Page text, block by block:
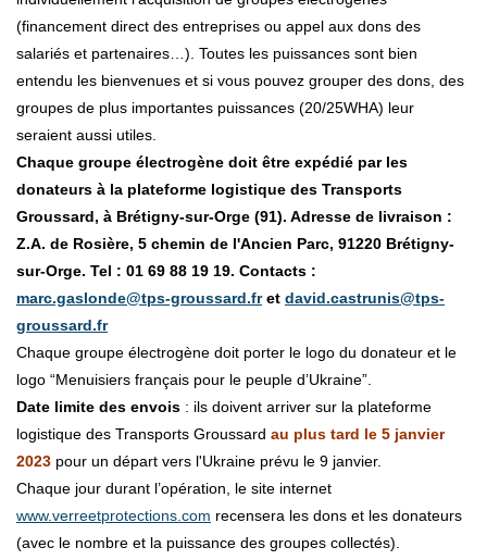
(financement direct des entreprises ou appel aux dons des
salariés et partenaires…). Toutes les puissances sont bien
entendu les bienvenues et si vous pouvez grouper des dons, des
groupes de plus importantes puissances (20/25WHA) leur
seraient aussi utiles.
Chaque groupe électrogène doit être expédié par les
donateurs à la plateforme logistique des Transports
Groussard, à Brétigny-sur-Orge (91). Adresse de livraison :
Z.A. de Rosière, 5 chemin de l'Ancien Parc, 91220 Brétigny-
sur-Orge. Tel : 01 69 88 19 19. Contacts :
marc.gaslonde@tps-groussard.fret david.castrunis@tps-
groussard.fr
Chaque groupe électrogène doit porter le logo du donateur et le
logo “Menuisiers français pour le peuple d’Ukraine”.
Date limite des envois : ils doivent arriver sur la plateforme
logistique des Transports Groussard au plus tard le 5 janvier
2023 pour un départ vers l'Ukraine prévu le 9 janvier.
Chaque jour durant l’opération, le site internet
www.verreetprotections.com recensera les dons et les donateurs
(avec le nombre et la puissance des groupes collectés).